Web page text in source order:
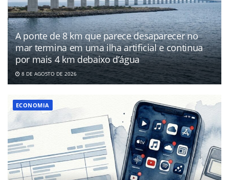
A ponte de 8 km que parece desaparecer no
mar termina em uma ilha artificial e continua
por mais 4 km debaixo d’água
8 DE AGOSTO DE 2026
ECONOMIA